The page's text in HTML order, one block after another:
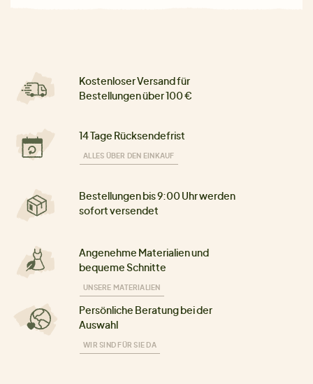
Kostenloser Versand für
Bestellungen über 100 €
14 Tage Rücksendefrist
ALLES ÜBER DEN EINKAUF
Bestellungen bis 9:00 Uhr werden
sofort versendet
Angenehme Materialien und
bequeme Schnitte
UNSERE MATERIALIEN
Persönliche Beratung bei der
Auswahl
WIR SIND FÜR SIE DA